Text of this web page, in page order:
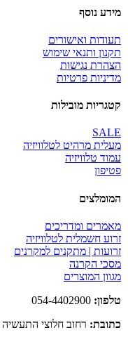
מידע נוסף
תעודות ואישורים
תקנון ותנאי שימוש
הצהרת נגישות
מדיניות פרטיות
קטגריות מובילות
SALE
מעלית מרהיט לטלוויזיה
עמוד טלוויזיה
פטיפון
המומלצים
מאמרים ומדריכים
זרוע חשמלית לטלוויזיה
זרועות | מתקנים למקרנים
מסכי הקרנה
מגוון המוצרים
טלפון:
כתובת: רחוב חלוצי התעשיה 1, אלפי מנשה